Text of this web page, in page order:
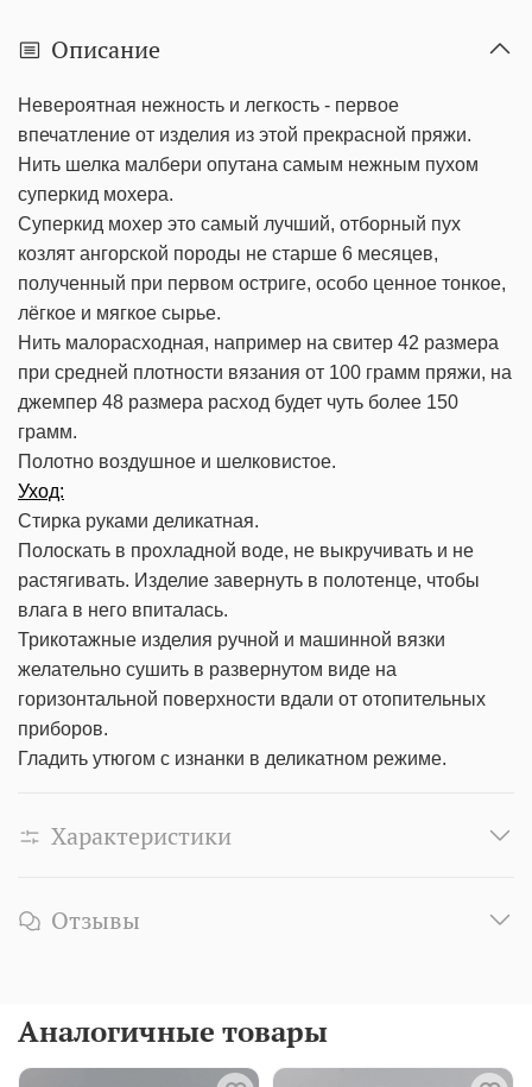
Описание
Невероятная нежность и легкость - первое
впечатление от изделия из этой прекрасной пряжи.
Нить шелка малбери опутана самым нежным пухом
суперкид мохера.
Суперкид мохер это самый лучший, отборный пух
козлят ангорской породы не старше 6 месяцев,
полученный при первом остриге, особо ценное тонкое,
лёгкое и мягкое сырье.
Нить малорасходная, например на свитер 42 размера
при средней плотности вязания от 100 грамм пряжи, на
джемпер 48 размера расход будет чуть более 150
грамм.
Полотно воздушное и шелковистое.
Уход:
Стирка руками деликатная.
Полоскать в прохладной воде, не выкручивать и не
растягивать. Изделие завернуть в полотенце, чтобы
влага в него впиталась.
Трикотажные изделия ручной и машинной вязки
желательно сушить в развернутом виде на
горизонтальной поверхности вдали от отопительных
приборов.
Гладить утюгом с изнанки в деликатном режиме.
Характеристики
Отзывы
Аналогичные товары